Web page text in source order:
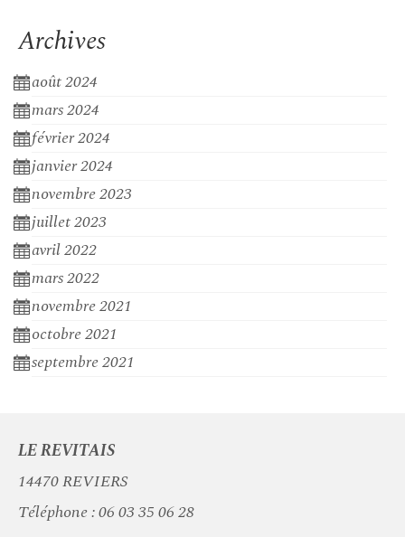
Archives
août 2024
mars 2024
février 2024
janvier 2024
novembre 2023
juillet 2023
avril 2022
mars 2022
novembre 2021
octobre 2021
septembre 2021
LE REVITAIS
14470 REVIERS
Téléphone :06 03 35 06 28